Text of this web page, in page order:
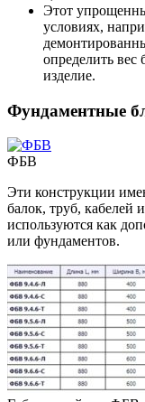
Этот
условиях,
определить вес
изделие.
Фундаментные
ФБВ
Эти конструкции
балок, труб,
используются как
или фундаментов.